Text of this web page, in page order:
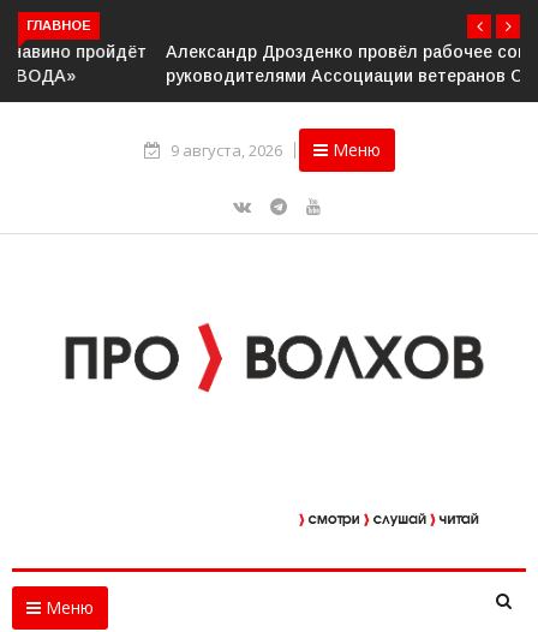
ГЛАВНОЕ
Александр Дрозденко провёл рабочее совещание с
руководителями Ассоциации ветеранов СВО
9 августа, 2026 Меню
Меню